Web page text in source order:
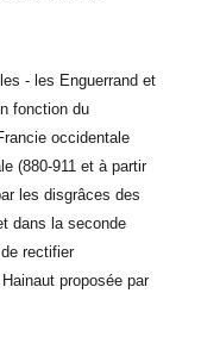
- les Enguerrand et
fonction du
occidentale
(880-911 et à partir
les disgrâces des
dans la seconde
rectifier
proposée par